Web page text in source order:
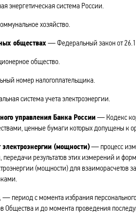
энергетическая система России.
хозяйство.
обществах— Федеральный закон от
общество.
номер налогоплательщика.
система учета электроэнергии.
управления Банка России— Кодекс
ценные бумаги которых допущены к
(мощности)— процесс
передачи результатов этих измерений и
(мощности) для взаиморасчетов
— период с момента избрания
Общества и до момента проведения